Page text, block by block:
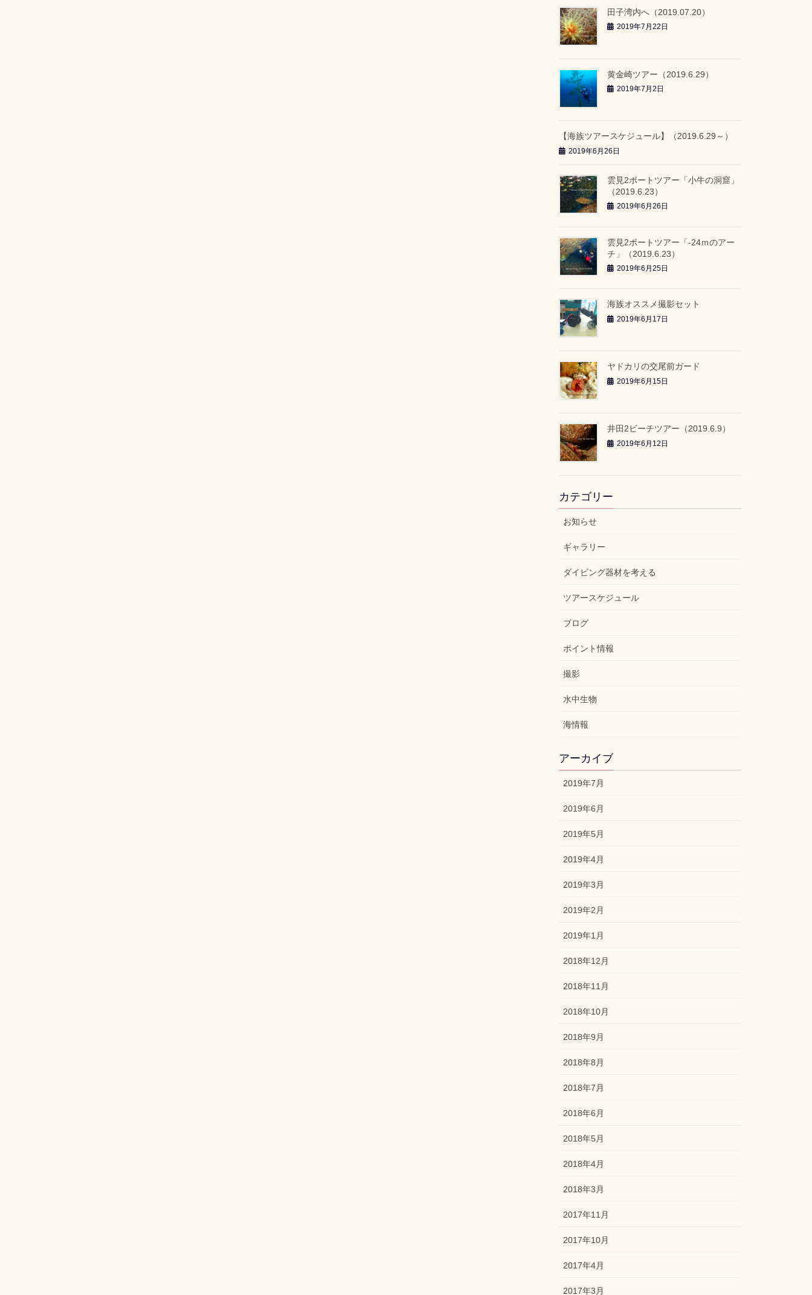
田子湾内へ（2019.07.20）
2019年7月22日
黄金崎ツアー（2019.6.29）
2019年7月2日
【海族ツアースケジュール】（2019.6.29～）
2019年6月26日
雲見2ボートツアー「小牛の洞窟」
（2019.6.23）
2019年6月26日
雲見2ボートツアー「-24ｍのアー
チ」（2019.6.23）
2019年6月25日
海族オススメ撮影セット
2019年6月17日
ヤドカリの交尾前ガード
2019年6月15日
井田2ビーチツアー（2019.6.9）
2019年6月12日
カテゴリー
お知らせ
ギャラリー
ダイビング器材を考える
ツアースケジュール
ブログ
ポイント情報
撮影
水中生物
海情報
アーカイブ
2019年7月
2019年6月
2019年5月
2019年4月
2019年3月
2019年2月
2019年1月
2018年12月
2018年11月
2018年10月
2018年9月
2018年8月
2018年7月
2018年6月
2018年5月
2018年4月
2018年3月
2017年11月
2017年10月
2017年4月
2017年3月